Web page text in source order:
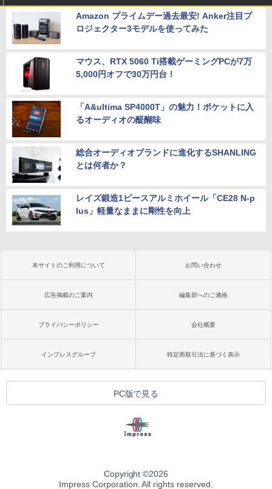
Amazon プライムデー過去最安! Anker注目プ
ロジェクター3モデルを使ってみた
マウス、RTX 5060 Ti搭載ゲーミングPCが7万
5,000円オフで30万円台！
「A&ultima SP4000T」の魅力！ポケットに入
るオーディオの醍醐味
総合オーディオブランドに進化するSHANLING
とは何者か？
レイズ鍛造1ピースアルミホイール「CE28 N-p
lus」軽量なままに剛性を向上
本サイトのご利用について お問い合わせ
広告掲載のご案内 編集部へのご連絡
プライバシーポリシー 会社概要
インプレスグループ 特定商取引法に基づく表示
PC版で見る
Copyright ©2026
Impress Corporation. All rights reserved.